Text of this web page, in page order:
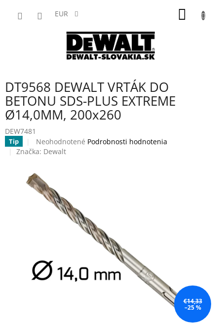
EUR
DT9568 DEWALT VRTÁK DO
BETONU SDS-PLUS EXTREME
Ø14,0MM, 200x260
DEW7481
Tip
Priemerné
hodnotenie
0,0
z
hviezdičiek.
Neohodnotené Podrobnosti hodnotenia
Značka: Dewalt
€14,33
–25 %